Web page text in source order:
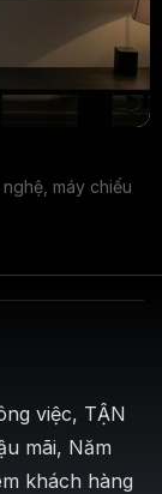
máy chiếu
việc, TẬN
mãi, Năm
khách hàng